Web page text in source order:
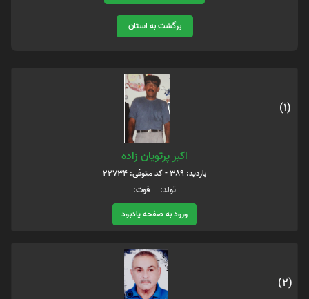
برگشت به استان
(1)
اکبر پرتویان زاده
بازدید: 389 - کد متوفی: 22734
تولد: فوت:
ورود به صفحه یادبود
(2)